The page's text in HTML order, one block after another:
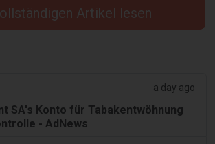
Artikel lesen
a day ago
SA's Konto für Tabakentwöhnung
- AdNews